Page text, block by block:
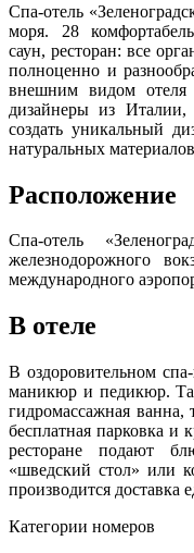
Спа-отель
моря. 28
саун, ресторан: все
полноценно и
внешним видом отеля
дизайнеры из
создать уникальный
натуральных
Расположение
Спа-отель
железнодорожного
международного
В отеле
В оздоровительном
маникюр и педикюр.
гидромассажная ванна,
бесплатная парковка и
ресторане подают
«шведский стол» или
производится доставка
Категории номеров